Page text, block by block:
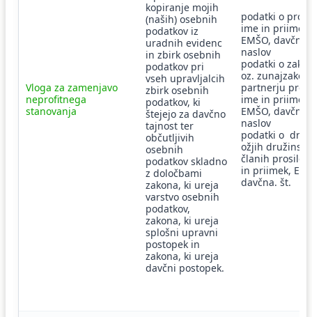
Vloga za zamenjavo
neprofitnega
stanovanja
kopiranje mojih
(naših) osebnih
podatkov iz
uradnih evidenc
in zbirk osebnih
podatkov pri
vseh upravljalcih
zbirk osebnih
podatkov, ki
štejejo za davčno
tajnost ter
občutljivih
osebnih
podatkov skladno
z določbami
zakona, ki ureja
varstvo osebnih
podatkov,
zakona, ki ureja
splošni upravni
postopek in
zakona, ki ureja
davčni postopek.
podatki o
ime in priimek,
EMŠO, davčna
naslov
podatki o
oz.
partnerju
ime in priimek,
EMŠO, davčna
naslov
podatki o
ožjih
članih
in priimek,
davčna. št.